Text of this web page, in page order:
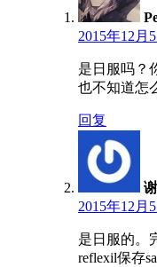
2015年12月
是日服吗？
也不知道怎
回复
2015年12月
是日服的。
reflexil保存